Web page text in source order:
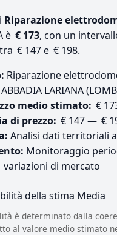
Riparazione
è € 173, con un
tra € 147 e € 198.
Riparazione
ABBADIA LARIANA
medio stimato: €
di prezzo: € 147 — €
Analisi dati territoriali
Monitoraggio
variazioni di mercato
della stima Media
è determinato dalla
al valore medio stimato